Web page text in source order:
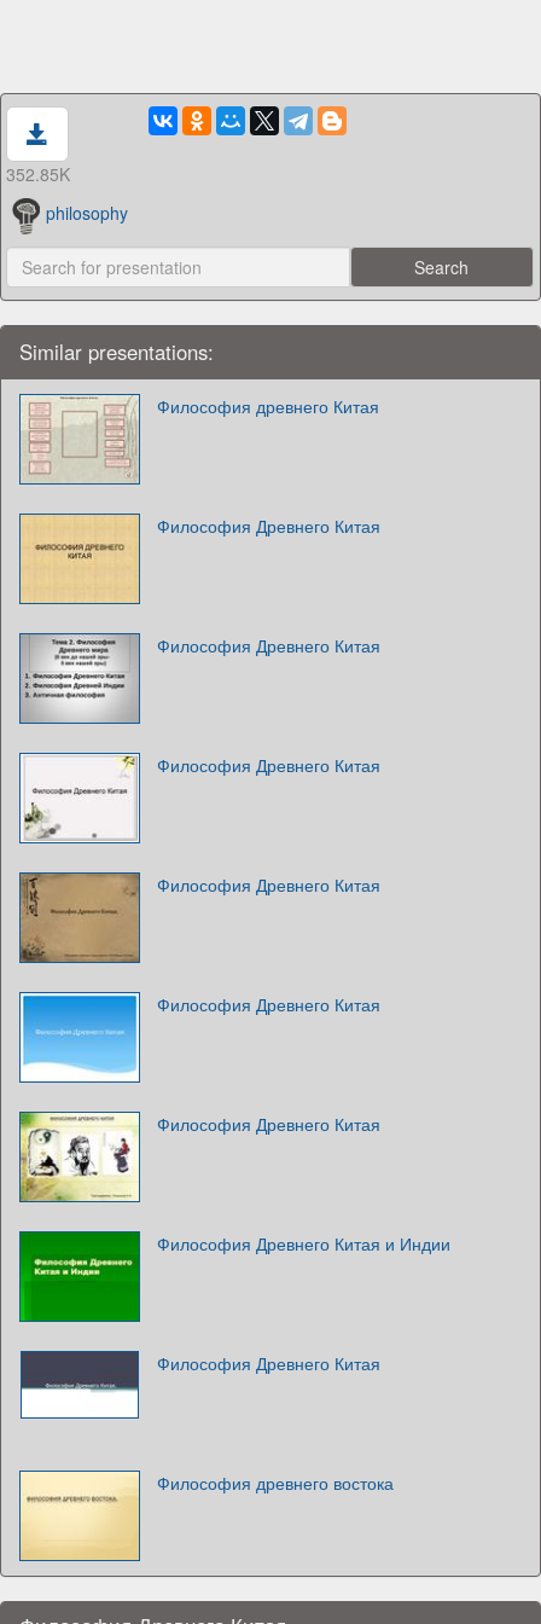
352.85K
philosophy
Similar presentations:
Философия древнего Китая
Философия Древнего Китая
Философия Древнего Китая
Философия Древнего Китая
Философия Древнего Китая
Философия Древнего Китая
Философия Древнего Китая
Философия Древнего Китая и Индии
Философия Древнего Китая
Философия древнего востока